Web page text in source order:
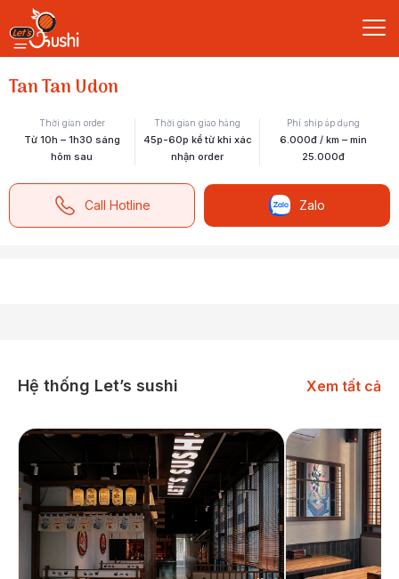
Tan Tan Udon
Thời gian order
Từ 10h – 1h30 sáng
hôm sau
Thời gian giao hàng
45p-60p kể từ khi xác
nhận order
Phí ship áp dụng
6.000đ / km – min
25.000đ
Call Hotline Zalo
Hệ thống Let’s sushi Xem tất cả